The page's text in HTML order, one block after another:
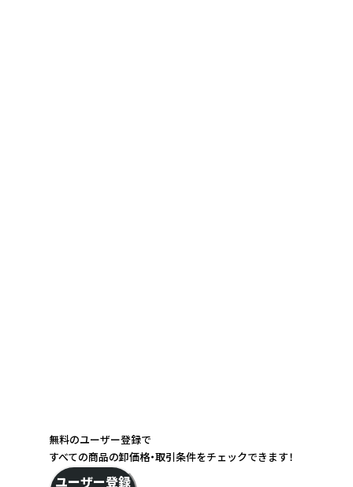
無料のユーザー登録で
すべての商品の卸価格・取引条件をチェックできます！
ユーザー登録